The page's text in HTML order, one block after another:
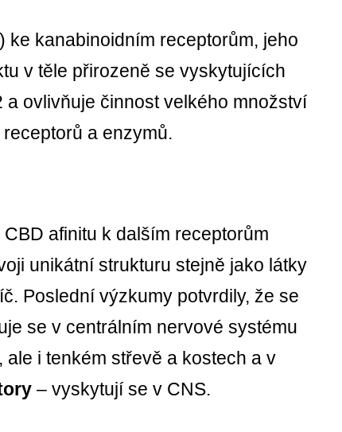
kanabinoidním receptorům, jeho
v těle přirozeně se vyskytujících
ovlivňuje činnost velkého množství
a enzymů.
afinitu k dalším receptorům
unikátní strukturu stejně jako látky
Poslední výzkumy potvrdily, že se
se v centrálním nervové systému
i tenkém střevě a kostech a v
– vyskytují se v CNS.